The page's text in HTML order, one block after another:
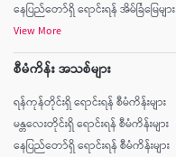
နေပြည်တော်ရှိ ရောင်းရန် အိမ်ခြံမြေများ
View More
စီမံကိန်း အသစ်များ
ရန်ကုန်တိုင်းရှိ ရောင်းရန် စီမံကိန်းများ
မန္တလေးတိုင်းရှိ ရောင်းရန် စီမံကိန်းများ
နေပြည်တော်ရှိ ရောင်းရန် စီမံကိန်းများ